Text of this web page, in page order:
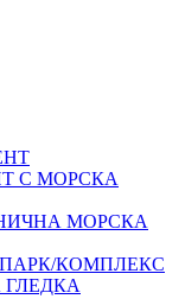
С МОРСКА
МОРСКА
КОМПЛЕКС